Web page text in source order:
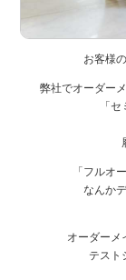
お客様
弊社でオーダー
「
「フルオ
なんか
オーダーメ
テスト